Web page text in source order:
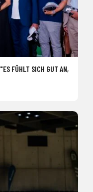
FÜHLT SICH GUT AN,